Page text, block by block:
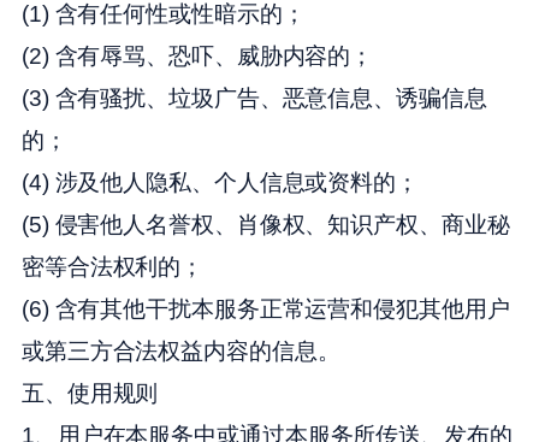
(1) 含有任何性或性暗示的；
(2) 含有辱骂、恐吓、威胁内容的；
(3) 含有骚扰、垃圾广告、恶意信息、诱骗信息
的；
(4) 涉及他人隐私、个人信息或资料的；
(5) 侵害他人名誉权、肖像权、知识产权、商业秘
密等合法权利的；
(6) 含有其他干扰本服务正常运营和侵犯其他用户
或第三方合法权益内容的信息。
五、使用规则
1、用户在本服务中或通过本服务所传送、发布的